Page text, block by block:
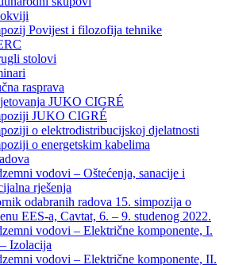
Povijest i filozofija tehnike
stolovi
rasprava​
JUKO CIGRÉ
JUKO CIGRÉ
o elektrodistribucijskoj djelatnosti
o energetskim kabelima
vodovi – Oštećenja, sanacije i
rješenja
odabranih radova 15. simpozija o
EES-a, Cavtat, 6. – 9. studenog 2022.
vodovi – Električne komponente, I.
Izolacija
vodovi – Električne komponente, II.